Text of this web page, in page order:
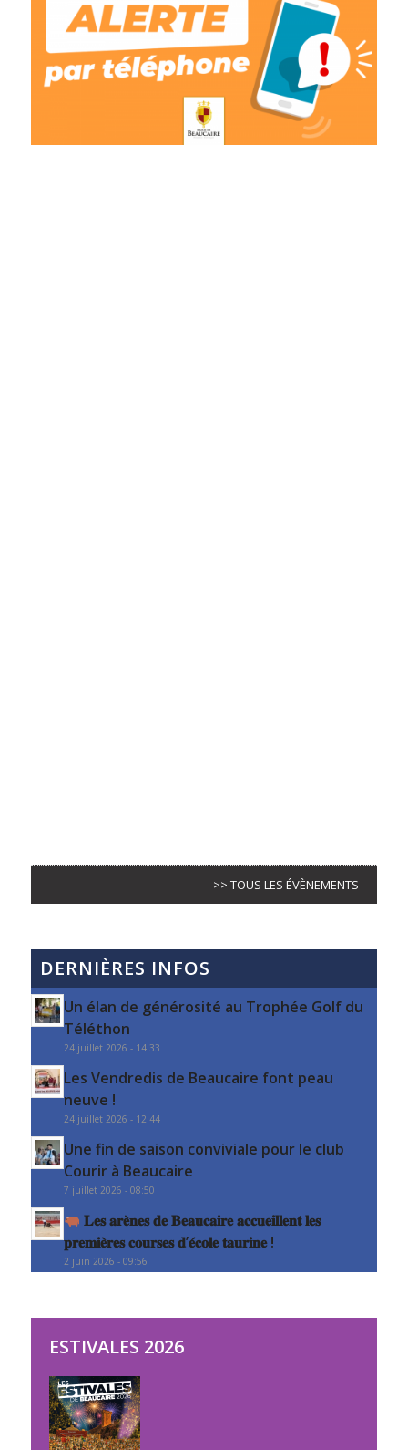
>> TOUS LES ÉVÈNEMENTS
DERNIÈRES INFOS
Un élan de générosité au Trophée Golf du
Téléthon
24 juillet 2026 - 14:33
Les Vendredis de Beaucaire font peau
neuve !
24 juillet 2026 - 12:44
Une fin de saison conviviale pour le club
Courir à Beaucaire
7 juillet 2026 - 08:50
𝐋𝐞𝐬 𝐚𝐫𝐞̀𝐧𝐞𝐬 𝐝𝐞 𝐁𝐞𝐚𝐮𝐜𝐚𝐢𝐫𝐞 𝐚𝐜𝐜𝐮𝐞𝐢𝐥𝐥𝐞𝐧𝐭 𝐥𝐞𝐬
𝐩𝐫𝐞𝐦𝐢𝐞̀𝐫𝐞𝐬 𝐜𝐨𝐮𝐫𝐬𝐞𝐬 𝐝’𝐞́𝐜𝐨𝐥𝐞 𝐭𝐚𝐮𝐫𝐢𝐧𝐞 !
2 juin 2026 - 09:56
ESTIVALES 2026